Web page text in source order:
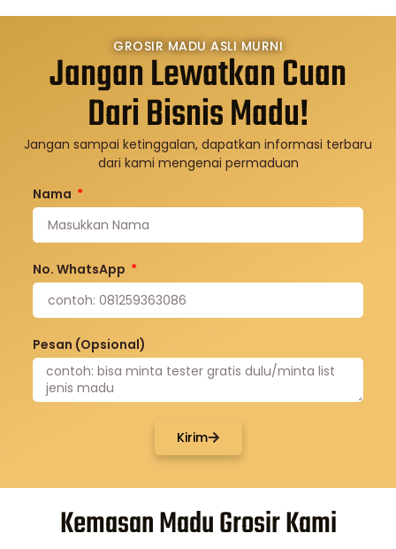
GROSIR MADU ASLI MURNI
Jangan Lewatkan Cuan
Dari Bisnis Madu!
Jangan sampai ketinggalan, dapatkan informasi terbaru
dari kami mengenai permaduan
Nama
No. WhatsApp
Pesan (Opsional)
Kirim
Kemasan Madu Grosir Kami